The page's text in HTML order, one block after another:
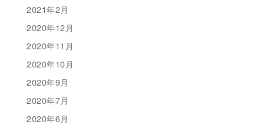
2021年2月
2020年12月
2020年11月
2020年10月
2020年9月
2020年7月
2020年6月